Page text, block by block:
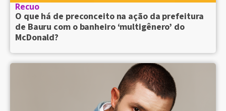
Recuo
O que há de preconceito na ação da prefeitura
de Bauru com o banheiro ‘multigênero’ do
McDonald?